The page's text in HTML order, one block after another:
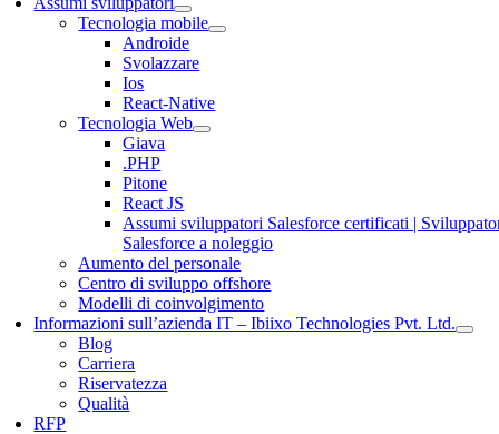
Tecnologia mobile
Androide
Svolazzare
Ios
React-Native
Tecnologia Web
Giava
.PHP
Pitone
React JS
Assumi sviluppatori Salesforce certificati |
Salesforce a noleggio
Aumento del personale
Centro di sviluppo offshore
Modelli di coinvolgimento
Informazioni sull’azienda IT – Ibiixo Technologies Pvt. Ltd.
Blog
Carriera
Riservatezza
Qualità
RFP